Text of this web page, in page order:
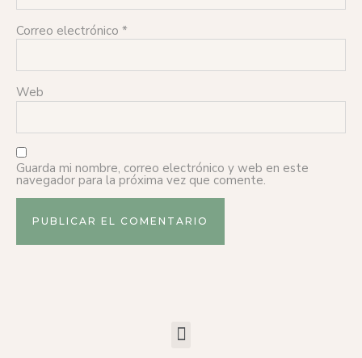
Correo electrónico *
Web
Guarda mi nombre, correo electrónico y web en este
navegador para la próxima vez que comente.